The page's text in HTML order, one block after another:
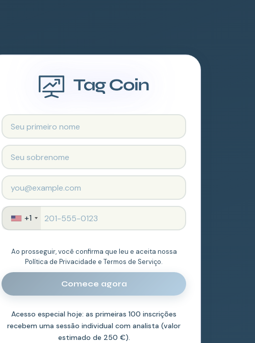
+1
Ao prosseguir, você confirma que leu e aceita nossa
Política de Privacidade e Termos de Serviço.
Comece agora
Acesso especial hoje: as primeiras 100 inscrições
recebem uma sessão individual com analista (valor
estimado de 250 €).